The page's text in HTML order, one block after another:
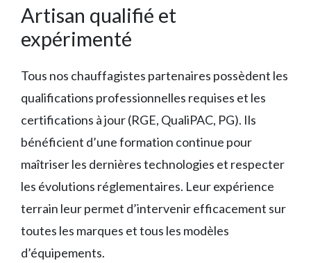
Artisan qualifié et
expérimenté
Tous nos chauffagistes partenaires possèdent les
qualifications professionnelles requises et les
certifications à jour (RGE, QualiPAC, PG). Ils
bénéficient d’une formation continue pour
maîtriser les dernières technologies et respecter
les évolutions réglementaires. Leur expérience
terrain leur permet d’intervenir efficacement sur
toutes les marques et tous les modèles
d’équipements.